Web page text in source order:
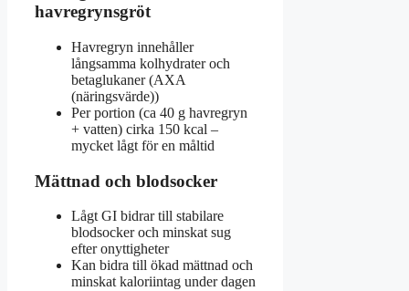
havregrynsgröt
Havregryn innehåller
långsamma kolhydrater och
betaglukaner (AXA
(näringsvärde))
Per portion (ca 40 g havregryn
+ vatten) cirka 150 kcal –
mycket lågt för en måltid
Mättnad och blodsocker
Lågt GI bidrar till stabilare
blodsocker och minskat sug
efter onyttigheter
Kan bidra till ökad mättnad och
minskat kaloriintag under dagen